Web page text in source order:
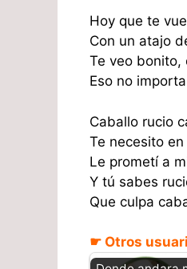
Hoy que te
Con un atajo
Te veo bonito,
Eso no
Caballo rucio
Te necesito
Le prometí a
Y tú sabes
Que culpa
☛ Otros